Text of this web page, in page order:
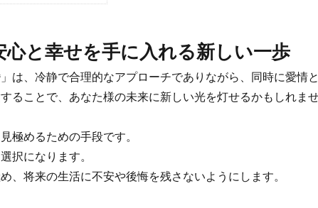
と幸せを手に入れる新しい一歩
、冷静で合理的なアプローチでありながら、同時に愛情
ことで、あなた様の未来に新しい光を灯せるかもしれませ
極めるための手段です。
択になります。
将来の生活に不安や後悔を残さないようにします。